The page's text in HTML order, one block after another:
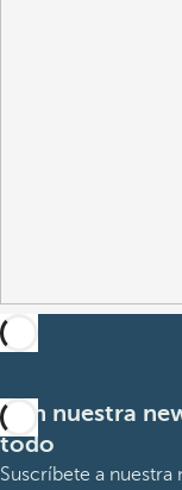
Con nuestra
todo
Suscríbete a